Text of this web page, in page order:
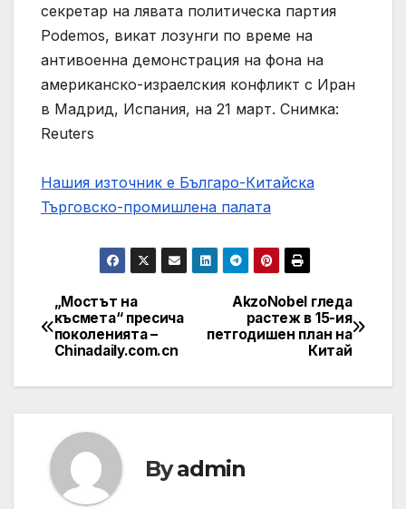
секретар на лявата политическа партия
Podemos, викат лозунги по време на
антивоенна демонстрация на фона на
американско-израелския конфликт с Иран
в Мадрид, Испания, на 21 март. Снимка:
Reuters
Нашия източник е Българо-Китайска
Търговско-промишлена палaта
Post
navigation
AkzoNobel гледа
растеж в 15-ия
петгодишен план на
Китай
„Мостът на
късмета“ пресича
поколенията –
Chinadaily.com.cn
Byadmin